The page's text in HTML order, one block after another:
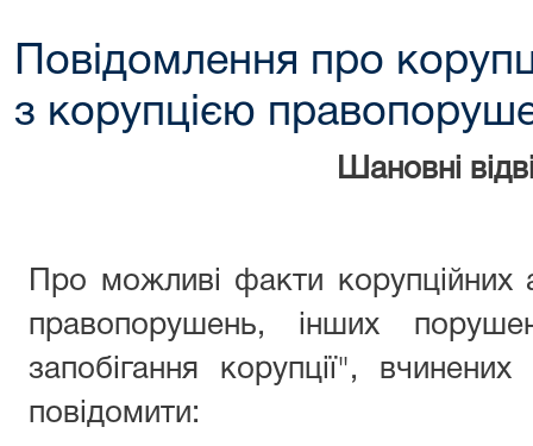
Повідомлення про
з корупцією
Шановні
Про можливі факти
правопорушень, інших
запобігання корупції", вчинених
повідомити: